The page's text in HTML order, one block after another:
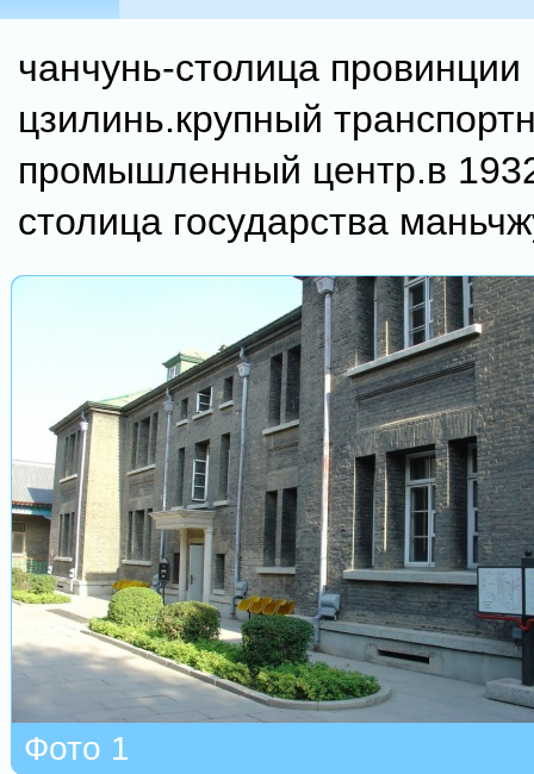
чанчунь-столица провинции
цзилинь.крупный
промышленный центр.в
столица государства
Фото 1